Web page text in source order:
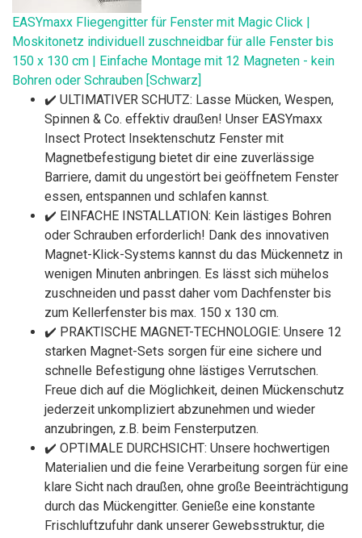
EASYmaxx Fliegengitter für Fenster mit Magic Click |
Moskitonetz individuell zuschneidbar für alle Fenster bis
150 x 130 cm | Einfache Montage mit 12 Magneten - kein
Bohren oder Schrauben [Schwarz]
✔️ ULTIMATIVER SCHUTZ: Lasse Mücken, Wespen,
Spinnen & Co. effektiv draußen! Unser EASYmaxx
Insect Protect Insektenschutz Fenster mit
Magnetbefestigung bietet dir eine zuverlässige
Barriere, damit du ungestört bei geöffnetem Fenster
essen, entspannen und schlafen kannst.
✔️ EINFACHE INSTALLATION: Kein lästiges Bohren
oder Schrauben erforderlich! Dank des innovativen
Magnet-Klick-Systems kannst du das Mückennetz in
wenigen Minuten anbringen. Es lässt sich mühelos
zuschneiden und passt daher vom Dachfenster bis
zum Kellerfenster bis max. 150 x 130 cm.
✔️ PRAKTISCHE MAGNET-TECHNOLOGIE: Unsere 12
starken Magnet-Sets sorgen für eine sichere und
schnelle Befestigung ohne lästiges Verrutschen.
Freue dich auf die Möglichkeit, deinen Mückenschutz
jederzeit unkompliziert abzunehmen und wieder
anzubringen, z.B. beim Fensterputzen.
✔️ OPTIMALE DURCHSICHT: Unsere hochwertigen
Materialien und die feine Verarbeitung sorgen für eine
klare Sicht nach draußen, ohne große Beeinträchtigung
durch das Mückengitter. Genieße eine konstante
Frischluftzufuhr dank unserer Gewebsstruktur, die